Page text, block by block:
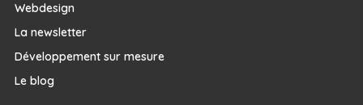
Webdesign
La newsletter
Développement sur mesure
Le blog